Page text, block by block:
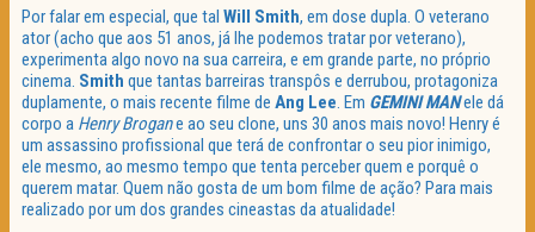
Por falar em especial, que tal Will Smith, em dose dupla. O veterano
ator (acho que aos 51 anos, já lhe podemos tratar por veterano),
experimenta algo novo na sua carreira, e em grande parte, no próprio
cinema. Smith que tantas barreiras transpôs e derrubou, protagoniza
duplamente, o mais recente filme de Ang Lee. Em GEMINI MANele dá
corpo a Henry Brogane ao seu clone, uns 30 anos mais novo! Henry é
um assassino profissional que terá de confrontar o seu pior inimigo,
ele mesmo, ao mesmo tempo que tenta perceber quem e porquê o
querem matar. Quem não gosta de um bom filme de ação? Para mais
realizado por um dos grandes cineastas da atualidade!